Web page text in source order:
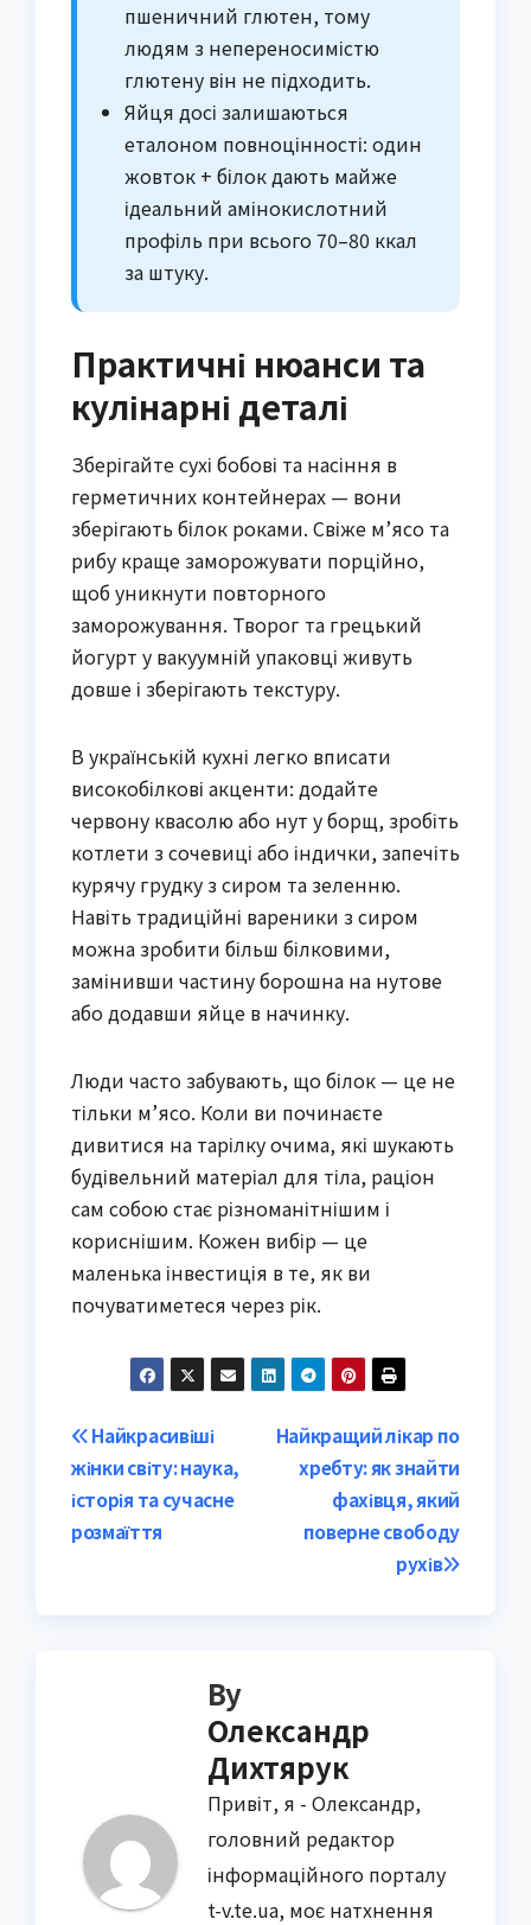
пшеничний глютен, тому
людям з непереносимістю
глютену він не підходить.
Яйця досі залишаються
еталоном повноцінності: один
жовток + білок дають майже
ідеальний амінокислотний
профіль при всього 70–80 ккал
за штуку.
Практичні нюанси та
кулінарні деталі
Зберігайте сухі бобові та насіння в
герметичних контейнерах — вони
зберігають білок роками. Свіже м’ясо та
рибу краще заморожувати порційно,
щоб уникнути повторного
заморожування. Творог та грецький
йогурт у вакуумній упаковці живуть
довше і зберігають текстуру.
В українській кухні легко вписати
високобілкові акценти: додайте
червону квасолю або нут у борщ, зробіть
котлети з сочевиці або індички, запечіть
курячу грудку з сиром та зеленню.
Навіть традиційні вареники з сиром
можна зробити більш білковими,
замінивши частину борошна на нутове
або додавши яйце в начинку.
Люди часто забувають, що білок — це не
тільки м’ясо. Коли ви починаєте
дивитися на тарілку очима, які шукають
будівельний матеріал для тіла, раціон
сам собою стає різноманітнішим і
кориснішим. Кожен вибір — це
маленька інвестиція в те, як ви
почуватиметеся через рік.
Post
navigation
Найкращий лікар по
хребту: як знайти
фахівця, який
поверне свободу
рухів
Найкрасивіші
жінки світу: наука,
історія та сучасне
розмаїття
By
Олександр
Дихтярук
Привіт, я - Олександр,
головний редактор
інформаційного порталу
t-v.te.ua, моє натхнення